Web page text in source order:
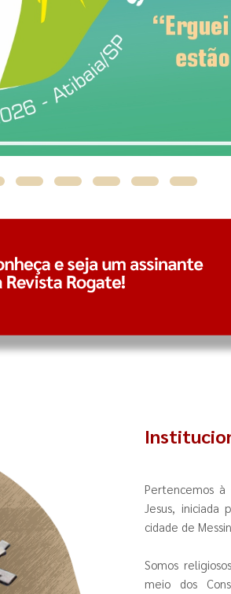
Pertencemos à
Jesus, iniciada
cidade de
Somos
meio dos